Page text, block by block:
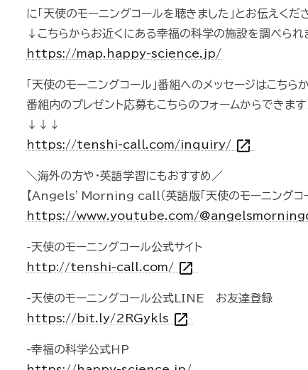
に「天使のモーニングコールを聴きました」とお伝えくだ
↓こちらからお近くにある幸福の科学の施設を調べられ
https://map.happy-science.jp/
「天使のモーニングコール」番組へのメッセージはこちら
番組内のプレゼント応募もこちらのフォームからできま
↓↓↓
https://tenshi-call.com/inquiry/ open_in_new
＼海外の方や・英語学習にもおすすめ／
【Angels' Morning call（英語版「天使のモーニングコ
https://www.youtube.com/
-天使のモーニングコール公式サイト
http://tenshi-call.com/ open_in_new
-天使のモーニングコール公式LINE お友達登録
https://bit.ly/2RGykls open_in_new
-幸福の科学公式HP